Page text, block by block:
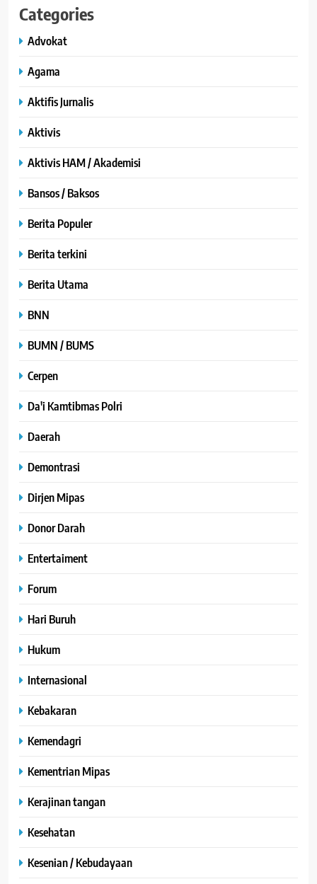
Categories
Advokat
Agama
Aktifis Jurnalis
Aktivis
Aktivis HAM / Akademisi
Bansos / Baksos
Berita Populer
Berita terkini
Berita Utama
BNN
BUMN / BUMS
Cerpen
Da'i Kamtibmas Polri
Daerah
Demontrasi
Dirjen Mipas
Donor Darah
Entertaiment
Forum
Hari Buruh
Hukum
Internasional
Kebakaran
Kemendagri
Kementrian Mipas
Kerajinan tangan
Kesehatan
Kesenian / Kebudayaan